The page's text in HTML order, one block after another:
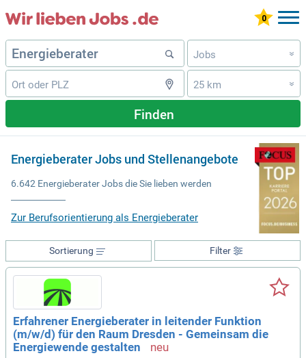
Jobs »
25 km »
Finden
Energieberater Jobs und Stellenangebote
6.642 Energieberater Jobs die Sie lieben werden
Zur Berufsorientierung als Energieberater
Filter
Sortierung
Erfahrener Energieberater in leitender Funktion
(m/w/d) für den Raum Dresden - Gemeinsam die
Energiewende gestalten